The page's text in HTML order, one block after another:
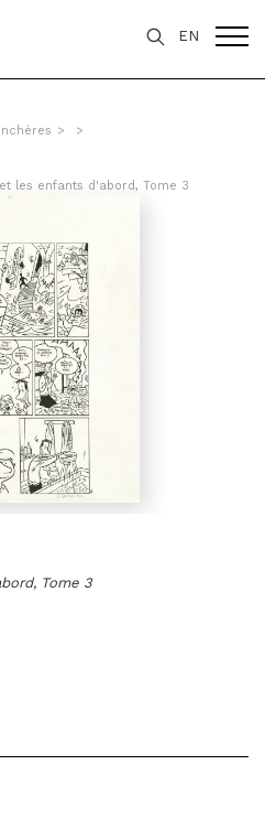
EN
> >
les enfants d'abord, Tome 3
Tome 3